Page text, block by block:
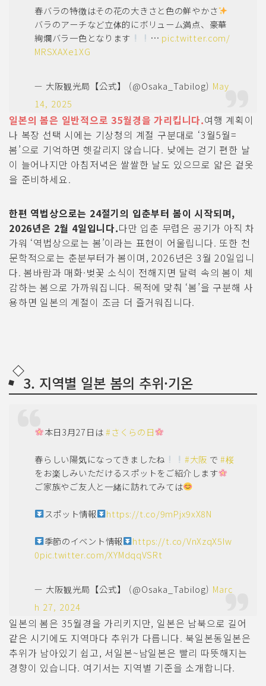
春バラの特徴はその花の大きさと色の鮮やかさ
バラのアーチなど立体的にボリューム満点、豪華
絢爛バラ一色となります
… pic.twitter.com/
MRSXAXe1XG
— 大阪観光局【公式】 (@Osaka_Tabilog) May
14, 2025
일본의 봄은 일반적으로 35월경을 가리킵니다.여행 계획이
나 복장 선택 시에는 기상청의 계절 구분대로 ‘3월5월=
봄’으로 기억하면 헷갈리지 않습니다. 낮에는 걷기 편한 날
이 늘어나지만 아침저녁은 쌀쌀한 날도 있으므로 얇은 겉옷
을 준비하세요.
한편 역법상으로는 24절기의 입춘부터 봄이 시작되며,
2026년은 2월 4일입니다.다만 입춘 무렵은 공기가 아직 차
가워 ‘역법상으로는 봄’이라는 표현이 어울립니다. 또한 천
문학적으로는 춘분부터가 봄이며, 2026년은 3월 20일입니
다. 봄바람과 매화·벚꽃 소식이 전해지면 달력 속의 봄이 체
감하는 봄으로 가까워집니다. 목적에 맞춰 ‘봄’을 구분해 사
용하면 일본의 계절이 조금 더 즐거워집니다.
3. 지역별 일본 봄의 추위·기온
本日3月27日は#さくらの日
春らしい陽気になってきましたね #大阪 で#桜
をお楽しみいただけるスポットをご紹介します
ご家族やご友人と一緒に訪れてみては
スポット情報 https://t.co/9mPjx9xX8N
季節のイベント情報
https://t.co/VnXzqX5Iw
0pic.twitter.com/XYMdqqVSRt
— 大阪観光局【公式】 (@Osaka_Tabilog) Marc
h 27, 2024
일본의 봄은 35월경을 가리키지만, 일본은 남북으로 길어
같은 시기에도 지역마다 추위가 다릅니다. 북일본동일본은
추위가 남아있기 쉽고, 서일본~남일본은 빨리 따뜻해지는
경향이 있습니다. 여기서는 지역별 기준을 소개합니다.